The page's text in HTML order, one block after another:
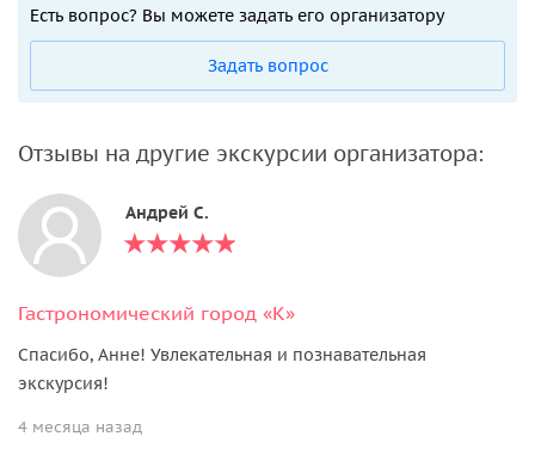
Есть вопрос? Вы можете задать его организатору
Задать вопрос
Отзывы на другие экскурсии организатора:
Андрей С.
Гастрономический город «К»
Спасибо, Анне! Увлекательная и познавательная
экскурсия!
4 месяца назад